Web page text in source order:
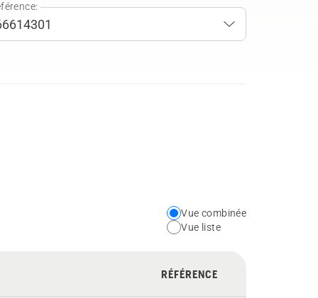
Choose
your
view
Vue combinée
Vue liste
RÉFÉRENCE